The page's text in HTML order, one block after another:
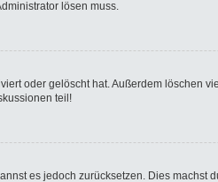
lösen muss.
oder gelöscht hat. Außerdem löschen
teil!
es jedoch zurücksetzen. Dies machst